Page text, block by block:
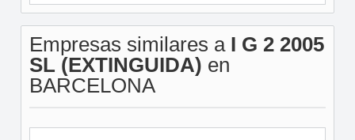
Empresas similares a I G 2 2005
SL (EXTINGUIDA) en
BARCELONA